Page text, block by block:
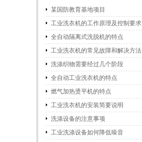
某国防教育基地项目
工业洗衣机的工作原理及控制要求
全自动隔离式洗脱机的特点
工业洗衣机的常见故障和解决方法
洗涤织物需要经过几个阶段
全自动工业洗衣机的特点
燃气加热烫平机的特点
工业洗衣机的安装简要说明
洗涤设备的注意事项
工业洗涤设备如何降低噪音